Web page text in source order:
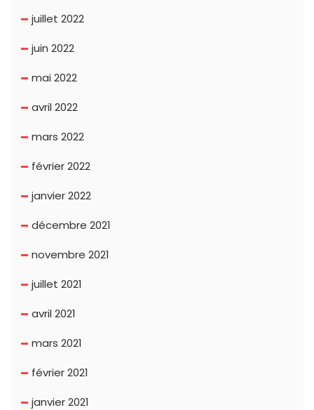
juillet 2022
juin 2022
mai 2022
avril 2022
mars 2022
février 2022
janvier 2022
décembre 2021
novembre 2021
juillet 2021
avril 2021
mars 2021
février 2021
janvier 2021